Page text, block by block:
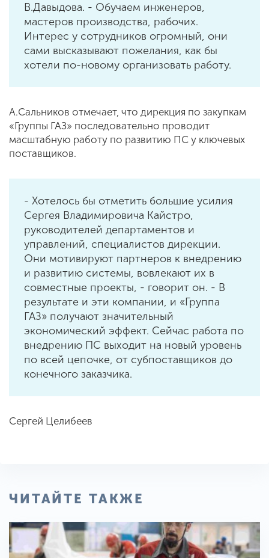
В.Давыдова. - Обучаем инженеров,
мастеров производства, рабочих.
Интерес у сотрудников огромный, они
сами высказывают пожелания, как бы
хотели по-новому организовать работу.
А.Сальников отмечает, что дирекция по закупкам
«Группы ГАЗ» последовательно проводит
масштабную работу по развитию ПС у ключевых
поставщиков.
- Хотелось бы отметить большие усилия
Сергея Владимировича Кайстро,
руководителей департаментов и
управлений, специалистов дирекции.
Они мотивируют партнеров к внедрению
и развитию системы, вовлекают их в
совместные проекты, - говорит он. - В
результате и эти компании, и «Группа
ГАЗ» получают значительный
экономический эффект. Сейчас работа по
внедрению ПС выходит на новый уровень
по всей цепочке, от субпоставщиков до
конечного заказчика.
Сергей Целибеев
ЧИТАЙТЕ ТАКЖЕ